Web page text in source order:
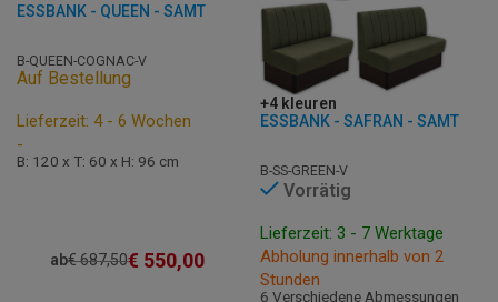
ESSBANK - QUEEN - SAMT
B-QUEEN-COGNAC-V
Auf Bestellung
Lieferzeit: 4 - 6 Wochen
-
B: 120 x T: 60 x H: 96 cm
ab€687,50€ 550,00
+4 kleuren
ESSBANK - SAFRAN - SAMT
B-SS-GREEN-V
Vorrätig
Lieferzeit: 3 - 7 Werktage
Abholung innerhalb von 2
Stunden
6 Verschiedene Abmessungen